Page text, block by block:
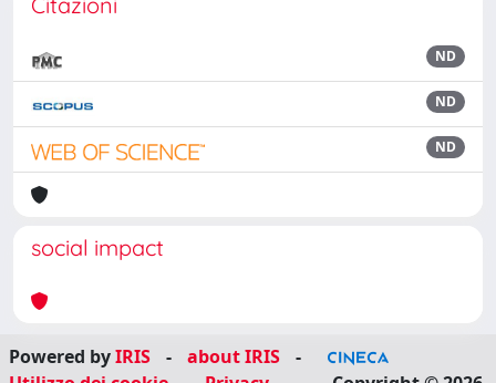
ND
ND
ND
social impact
Powered byIRIS - about IRIS
-